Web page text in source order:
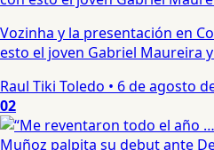
Vozinha y la presentación en
esto el joven Gabriel Maureira
Raul Tiki Toledo • 6 de agosto
02